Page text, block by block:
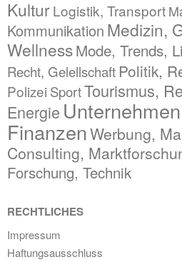
KulturLogistik, Transport
Kommunikation Medizin,
WellnessMode, Trends,
Recht, Gelellschaft Politik,
Polizei SportTourismus,
Energie
FinanzenWerbung,
Consulting,
Forschung, Technik
RECHTLICHES
Impressum
Haftungsausschluss